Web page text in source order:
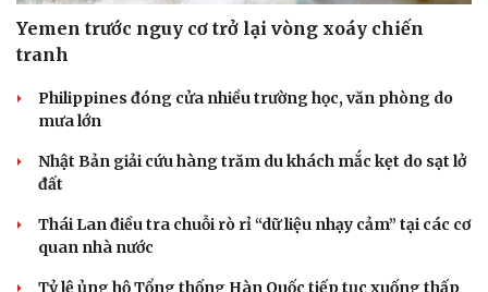
Yemen trước nguy cơ trở lại vòng xoáy chiến
tranh
Philippines đóng cửa nhiều trường học, văn phòng do
mưa lớn
Nhật Bản giải cứu hàng trăm du khách mắc kẹt do sạt lở
đất
Thái Lan điều tra chuỗi rò rỉ “dữ liệu nhạy cảm” tại các cơ
quan nhà nước